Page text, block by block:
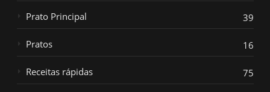
Prato Principal 39
Pratos 16
Receitas rápidas 75